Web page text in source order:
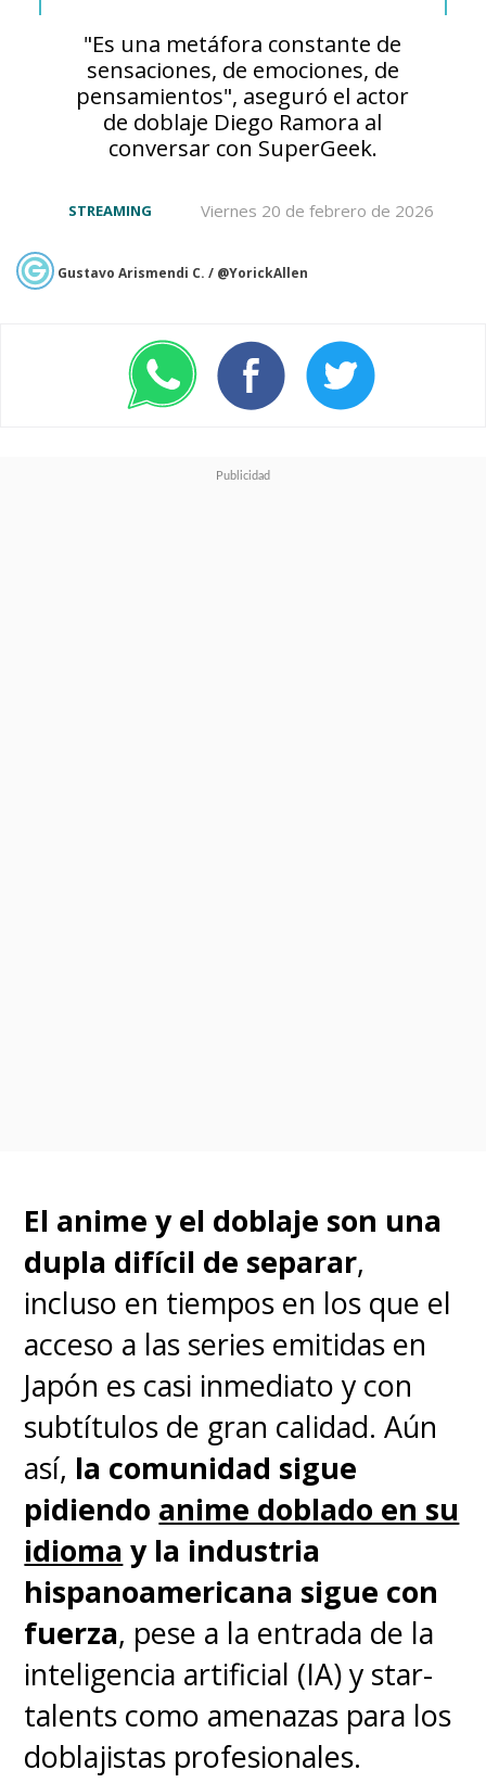
capítulo del 18 de diciembre
publicándose el próximo 25 de
diciembre en la Weekly Shonen
de Shueisha,la franquicia
prepara el estreno deuna
cuarta película
tener a Horikoshi como
diseñador de personajes
originales, con una aventura
el Arco del "Héroe Oscuro"
En ese escenario, nuestro
protagonista Izuku 'Deku'
Midoriya sueña con ser un
héroe, pero se enfrenta con una
dura realidad:él no tiene
poderes. Su vida cambia al
conocer al símbolo de la paz,
Might, tras lo cual logra
ingresar a la Academia U.A., una
prestigiosa escuela donde los
jóvenes se entrenan para ser
héroes.
Al mismo tiempo, se confirmó
"Es una metáfora constante de
sensaciones, de emociones, de
pensamientos", aseguró el actor
de doblaje Diego Ramora al
conversar con SuperGeek.
Viernes 20 de febrero de 2026
STREAMING
Gustavo Arismendi C. / @YorickAllen
El anime y el doblaje son una
dupla difícil de separar,
incluso en tiempos en los que el
acceso a las series emitidas en
Japón es casi inmediato y con
subtítulos de gran calidad. Aún
así, la comunidad sigue
pidiendo anime doblado en su
idioma y la industria
hispanoamericana sigue con
fuerza, pese a la entrada de la
inteligencia artificial (IA) y star-
talents como amenazas para los
doblajistas profesionales.